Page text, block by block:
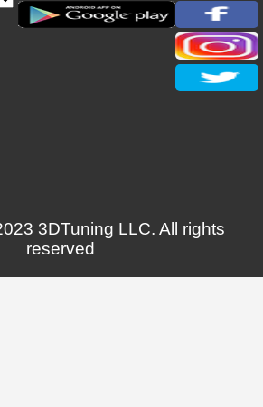
3DTuning LLC. All rights
reserved